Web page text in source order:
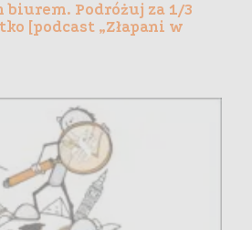
biurem. Podróżuj za 1/3
[podcast „Złapani w